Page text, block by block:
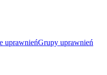
uprawnieńGrupy uprawnień